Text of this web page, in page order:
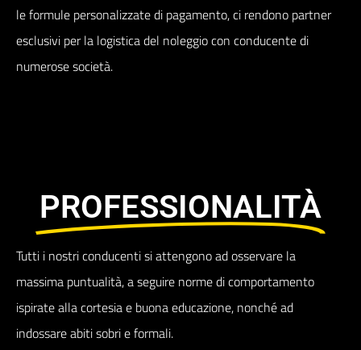
le formule personalizzate di pagamento, ci rendono partner
esclusivi per la logistica del noleggio con conducente di
numerose società.
PROFESSIONALITÀ
Tutti i nostri conducenti si attengono ad osservare la
massima puntualità, a seguire norme di comportamento
ispirate alla cortesia e buona educazione, nonché ad
indossare abiti sobri e formali.